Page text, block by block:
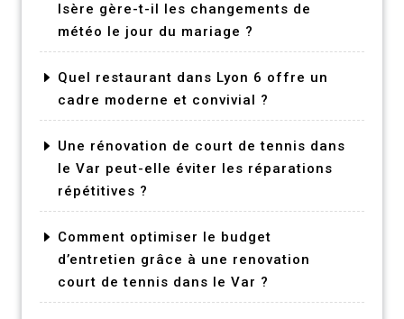
Isère gère-t-il les changements de
météo le jour du mariage ?
Quel restaurant dans Lyon 6 offre un
cadre moderne et convivial ?
Une rénovation de court de tennis dans
le Var peut-elle éviter les réparations
répétitives ?
Comment optimiser le budget
d’entretien grâce à une renovation
court de tennis dans le Var ?